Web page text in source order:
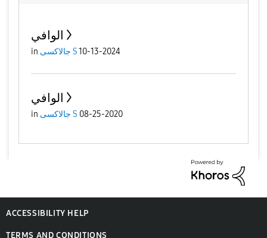
الوافي
in جالاكسى S10-13-2024
الوافي
in جالاكسى S 08-25-2020
ACCESSIBILITY HELP
TERMS AND CONDITIONS